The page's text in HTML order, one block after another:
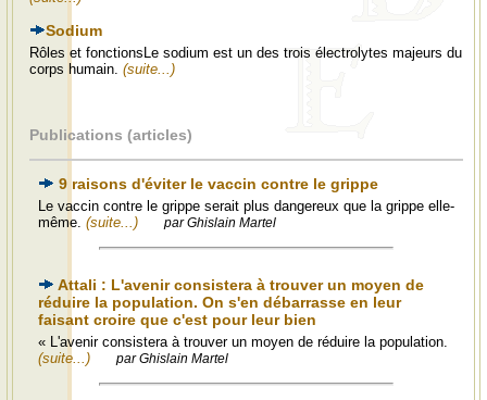
Sodium
Rôles et fonctionsLe sodium est un des trois électrolytes majeurs du
corps humain. (suite...)
Publications (articles)
9 raisons d'éviter le vaccin contre le grippe
Le vaccin contre le grippe serait plus dangereux que la grippe elle-
même. (suite...) par Ghislain Martel
Attali : L'avenir consistera à trouver un moyen de
réduire la population. On s'en débarrasse en leur
faisant croire que c'est pour leur bien
« L'avenir consistera à trouver un moyen de réduire la population.
(suite...)
par Ghislain Martel